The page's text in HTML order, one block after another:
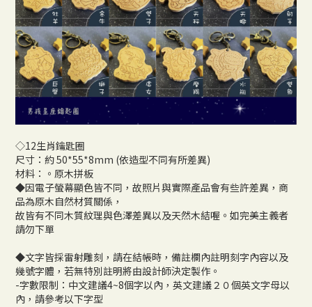
◇12生肖鑰匙圈
尺寸：約 50*55*8mm (依造型不同有所差異)
材料：。原木拼板
◆因電子螢幕顯色皆不同，故照片與實際產品會有些許差異，商
品為原木自然材質關係，
故皆有不同木質紋理與色澤差異以及天然木結喔。如完美主義者
請勿下單
◆文字皆採雷射雕刻，請在結帳時，備註欄內註明刻字內容以及
幾號字體，若無特別註明將由設計師決定製作。
-字數限制：中文建議4~8個字以內，英文建議２０個英文字母以
內，請參考以下字型